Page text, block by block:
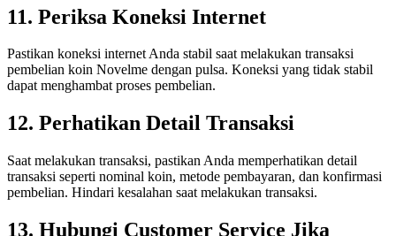
11. Periksa Koneksi Internet
Pastikan koneksi internet Anda stabil saat melakukan transaksi
pembelian koin Novelme dengan pulsa. Koneksi yang tidak stabil
dapat menghambat proses pembelian.
12. Perhatikan Detail Transaksi
Saat melakukan transaksi, pastikan Anda memperhatikan detail
transaksi seperti nominal koin, metode pembayaran, dan konfirmasi
pembelian. Hindari kesalahan saat melakukan transaksi.
13. Hubungi Customer Service Jika